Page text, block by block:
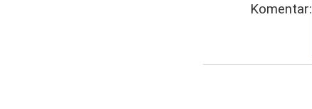
Komentar: